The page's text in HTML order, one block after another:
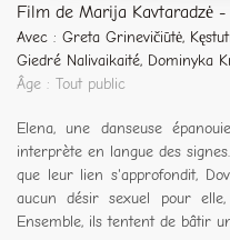
Film de Marija Kavtaradzė
Avec : Greta Grinevičiūtė,
Giedré Nalivaikaité, Dominyka
Âge : Tout public
Elena, une danseuse
interprète en langue des
que leur lien s'approfondit,
aucun désir sexuel pour
Ensemble, ils tentent de bâtir